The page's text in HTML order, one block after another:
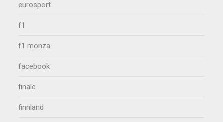
eurosport
f1
f1 monza
facebook
finale
finnland